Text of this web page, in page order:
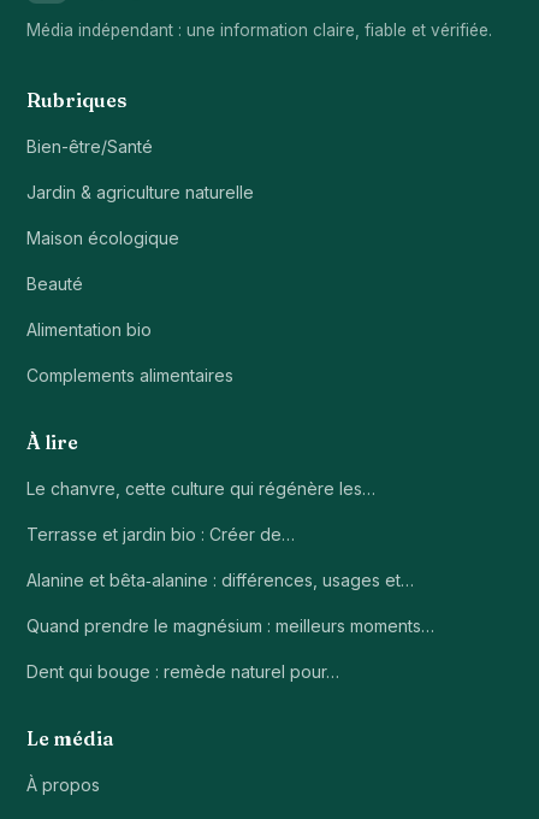
Média indépendant : une information claire, fiable et vérifiée.
Rubriques
Bien-être/Santé
Jardin & agriculture naturelle
Maison écologique
Beauté
Alimentation bio
Complements alimentaires
À lire
Le chanvre, cette culture qui régénère les…
Terrasse et jardin bio : Créer de…
Alanine et bêta‑alanine : différences, usages et…
Quand prendre le magnésium : meilleurs moments…
Dent qui bouge : remède naturel pour…
Le média
À propos